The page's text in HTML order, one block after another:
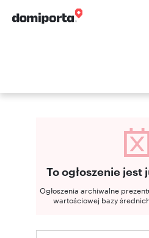
To ogłoszenie jest
Ogłoszenia archiwalne
wartościowej bazy